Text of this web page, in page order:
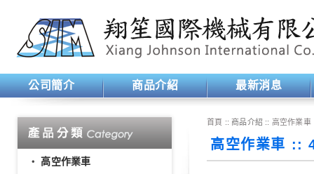
公司簡介 商品介紹 最新消息
‧高空作業車
首頁 :: 商品介紹 :: 高空作業車
高空作業車 ::